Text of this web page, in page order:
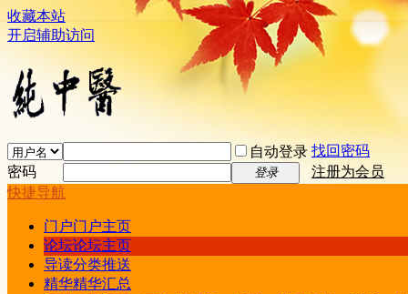
收藏本站
开启辅助访问
自动登录 找回密码
密码
登录
注册为会员
快捷导航
门户门户主页
论坛论坛主页
导读分类推送
精华精华汇总